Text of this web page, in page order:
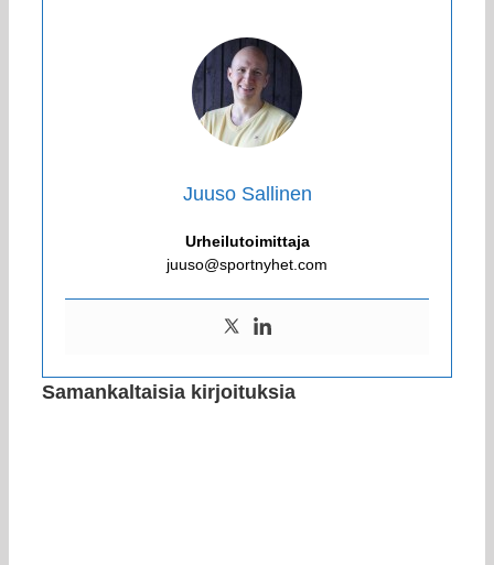
Juuso Sallinen
Urheilutoimittaja
juuso@sportnyhet.com
Samankaltaisia kirjoituksia